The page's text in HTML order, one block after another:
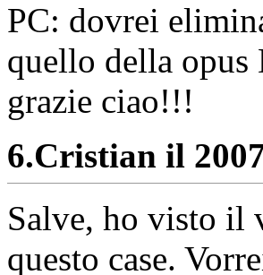
PC: dovrei
quello della opus
grazie ciao!!!
6.Cristian il
Salve, ho visto il
questo case.